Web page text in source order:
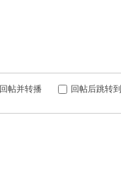
回帖并转播 回帖后跳转